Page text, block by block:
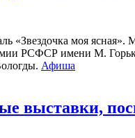
«Звездочка моя ясная».
РСФСР имени М.
Афиша
выставки,